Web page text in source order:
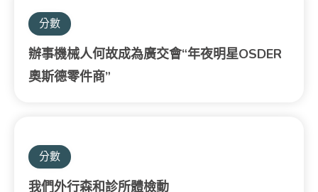
分數
辦事機械人何故成為廣交會“年夜明星OSDER
奧斯德零件商”
分數
我們外行森和診所體檢動